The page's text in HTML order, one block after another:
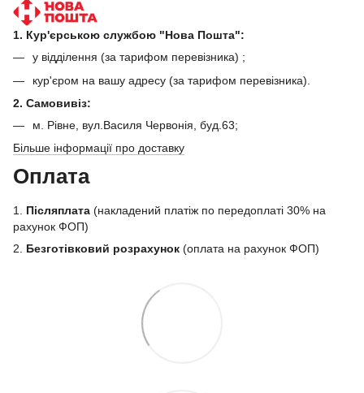
1. Кур'єрською службою "Нова Пошта":
у відділення (за тарифом перевізника) ;
кур'єром на вашу адресу (за тарифом перевізника).
2. Самовивіз:
м. Рівне, вул.Василя Червонія, буд.63;
Більше інформації про доставку
Оплата
1. Післяплата (накладений платіж по передоплаті 30% на
рахунок ФОП)
2. Безготівковий розрахунок (оплата на рахунок ФОП)